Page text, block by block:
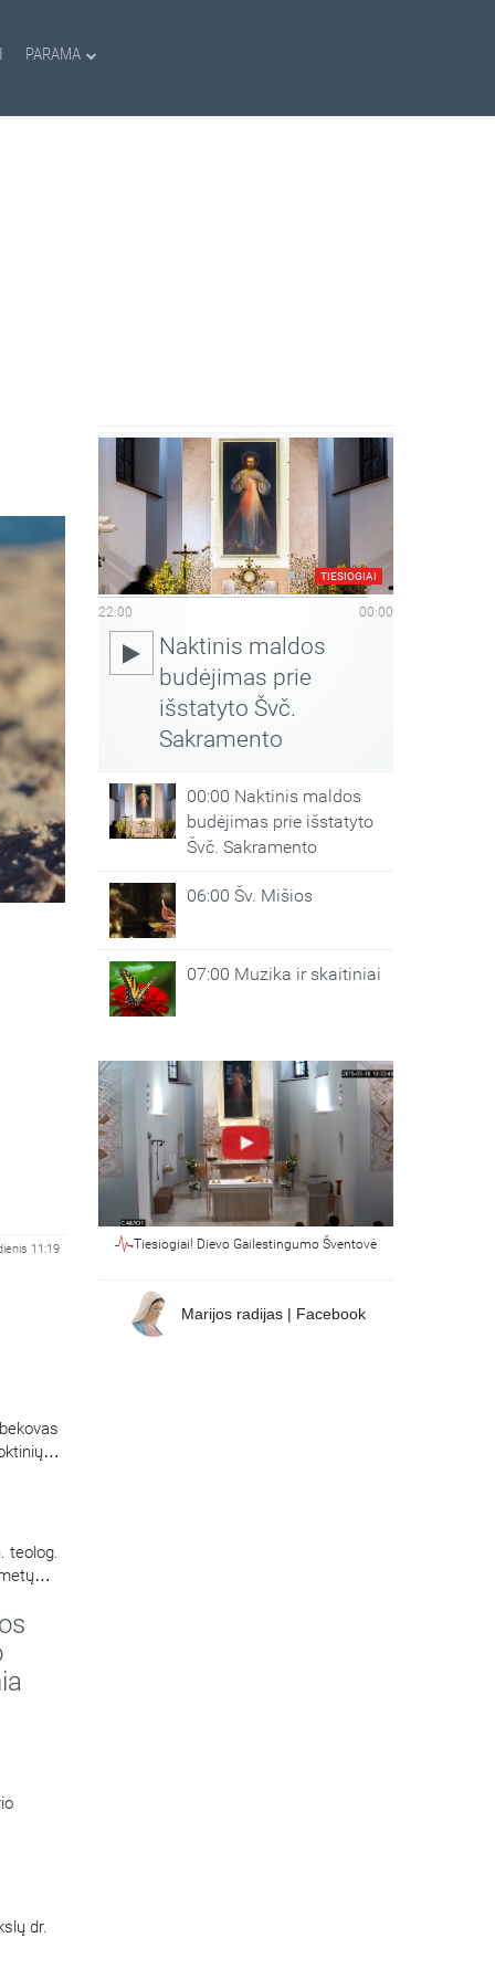
PARAMA
11:19
teolog.
dr.
TIESIOGIAI
22:00 00:00
Naktinis maldos
budėjimas prie
išstatyto Švč.
Sakramento
00:00 Naktinis maldos
budėjimas prie išstatyto
Švč. Sakramento
06:00 Šv. Mišios
07:00 Muzika ir skaitiniai
Tiesiogiai! Dievo Gailestingumo Šventovė
Marijos radijas | Facebook